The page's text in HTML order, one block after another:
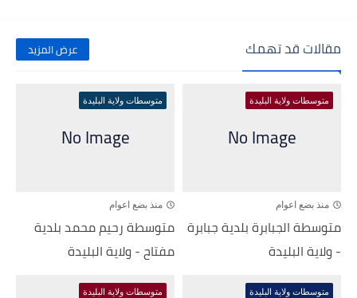
مقالات قد تهمك عرض المزيد
متوسطات ولاية البليدة
منذ بضع اعوام
متوسطة الجبابرة بلدية جبابرة
- ولاية البليدة
متوسطات ولاية البليدة
منذ بضع اعوام
متوسطة رحيم محمد بلدية
مفتاح - ولاية البليدة
متوسطات ولاية البليدة متوسطات ولاية البليدة